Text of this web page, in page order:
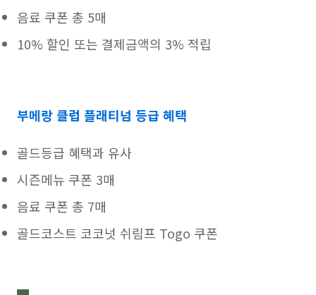
음료 쿠폰 총 5매
10% 할인 또는 결제금액의 3% 적립
부메랑 클럽 플래티넘 등급 혜택
골드등급 혜택과 유사
시즌메뉴 쿠폰 3매
음료 쿠폰 총 7매
골드코스트 코코넛 쉬림프 Togo 쿠폰